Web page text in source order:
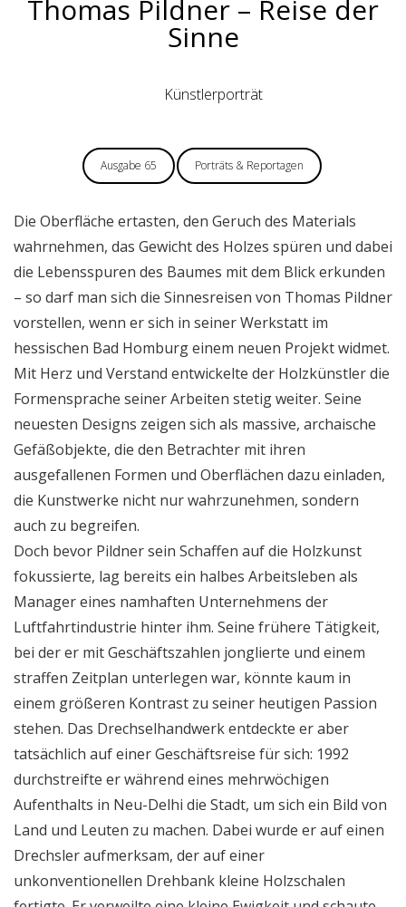
Thomas Pildner – Reise der
Sinne
Künstlerporträt
Ausgabe 65 Porträts & Reportagen
Die Oberfläche ertasten, den Geruch des Materials
wahrnehmen, das Gewicht des Holzes spüren und dabei
die Lebensspuren des Baumes mit dem Blick erkunden
– so darf man sich die Sinnesreisen von Thomas Pildner
vorstellen, wenn er sich in seiner Werkstatt im
hessischen Bad Homburg einem neuen Projekt widmet.
Mit Herz und Verstand entwickelte der Holzkünstler die
Formensprache seiner Arbeiten stetig weiter. Seine
neuesten Designs zeigen sich als massive, archaische
Gefäßobjekte, die den Betrachter mit ihren
ausgefallenen Formen und Oberflächen dazu einladen,
die Kunstwerke nicht nur wahrzunehmen, sondern
auch zu begreifen.
Doch bevor Pildner sein Schaffen auf die Holzkunst
fokussierte, lag bereits ein halbes Arbeitsleben als
Manager eines namhaften Unternehmens der
Luftfahrtindustrie hinter ihm. Seine frühere Tätigkeit,
bei der er mit Geschäftszahlen jonglierte und einem
straffen Zeitplan unterlegen war, könnte kaum in
einem größeren Kontrast zu seiner heutigen Passion
stehen. Das Drechselhandwerk entdeckte er aber
tatsächlich auf einer Geschäftsreise für sich: 1992
durchstreifte er während eines mehrwöchigen
Aufenthalts in Neu-Delhi die Stadt, um sich ein Bild von
Land und Leuten zu machen. Dabei wurde er auf einen
Drechsler aufmerksam, der auf einer
unkonventionellen Drehbank kleine Holzschalen